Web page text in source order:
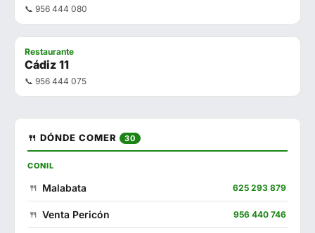
📞 956 444 080
Restaurante
Cádiz 11
📞 956 444 075
🍴 DÓNDE COMER 30
CONIL
Malabata 625 293 879
Venta Pericón 956 440 746